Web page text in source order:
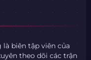
biên tập viên của
theo dõi các trận